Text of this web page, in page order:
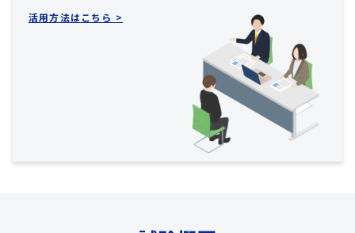
活用方法はこちら >